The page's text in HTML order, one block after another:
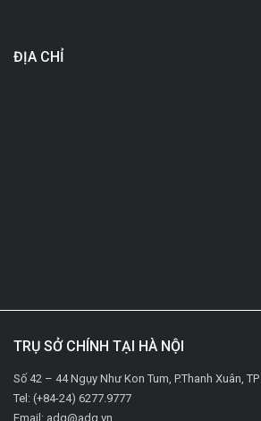
ĐỊA CHỈ
TRỤ SỞ CHÍNH TẠI HÀ NỘI
Số 42 – 44 Ngụy Như Kon Tum, P.Thanh Xuân,
Tel: (+84-24) 6277.9777
Email: adg@adg.vn